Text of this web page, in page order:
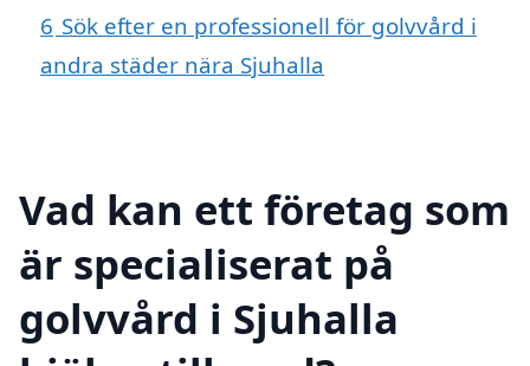
6 Sök efter en professionell för golvvård i
andra städer nära Sjuhalla
Vad kan ett företag som
är specialiserat på
golvvård i Sjuhalla